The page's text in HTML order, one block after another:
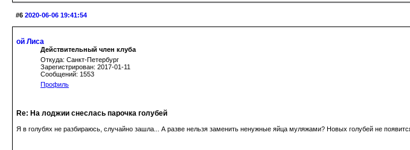
#6 2020-06-06 19:41:54
ой Лиса
Действительный член клуба
Откуда: Санкт-Петербург
Зарегистрирован: 2017-01-11
Сообщений: 1553
Профиль
Re: На лоджии снеслась парочка голубей
Я в голубях не разбираюсь, случайно зашла... А разве нельзя заменить ненужные яйца муляжами? Новых голубей не